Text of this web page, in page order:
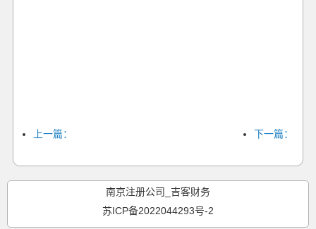
上一篇： 下一篇：
南京注册公司_吉客财务
苏ICP备2022044293号-2